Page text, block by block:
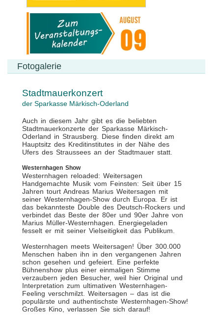
Fotogalerie
Stadtmauerkonzert
der Sparkasse Märkisch-Oderland
Auch in diesem Jahr gibt es die beliebten
Stadtmauerkonzerte der Sparkasse Märkisch-
Oderland in Strausberg. Diese finden direkt am
Hauptsitz des Kreditinstitutes in der Nähe des
Ufers des Straussees an der Stadtmauer statt.
Westernhagen Show
Westernhagen reloaded: Weitersagen
Handgemachte Musik vom Feinsten: Seit über 15
Jahren tourt Andreas Marius Weitersagen mit
seiner Westernhagen-Show durch Europa. Er ist
das bekannteste Double des Deutsch-Rockers und
verbindet das Beste der 80er und 90er Jahre von
Marius Müller-Westernhagen. Energiegeladen
fesselt er mit seiner Vielseitigkeit das Publikum.
Westernhagen meets Weitersagen! Über 300.000
Menschen haben ihn in den vergangenen Jahren
schon gesehen und gefeiert. Eine perfekte
Bühnenshow plus einer einmaligen Stimme
verzaubern jeden Besucher, weil hier Original und
Interpretation zum ultimativen Westernhagen-
Feeling verschmilzt. Weitersagen – das ist die
populärste und authentischste Westernhagen-Show!
Großes Kino, verlassen Sie sich darauf!